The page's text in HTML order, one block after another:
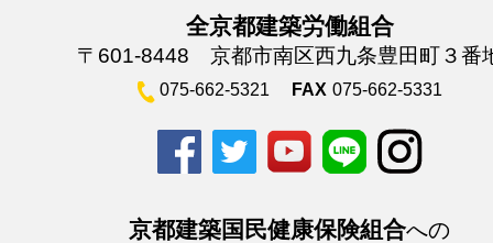
全京都建築労働組合
〒601-8448 京都市南区西九条豊田町３番
075-662-5321 FAX 075-662-5331
京都建築国民健康保険組合への